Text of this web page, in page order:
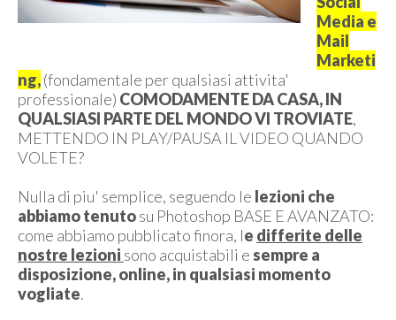
Media e
Mail
Marketi
ng,(fondamentale per qualsiasi attivita'
professionale) COMODAMENTE DA CASA, IN
QUALSIASI PARTE DEL MONDO VI TROVIATE,
METTENDO IN PLAY/PAUSA IL VIDEO QUANDO
VOLETE?
Nulla di piu' semplice, seguendo le lezioni che
abbiamo tenutosu Photoshop BASE E AVANZATO:
come abbiamo pubblicato finora, le differite delle
nostre lezioni sono acquistabili e sempre a
disposizione, online, in qualsiasi momento
vogliate.